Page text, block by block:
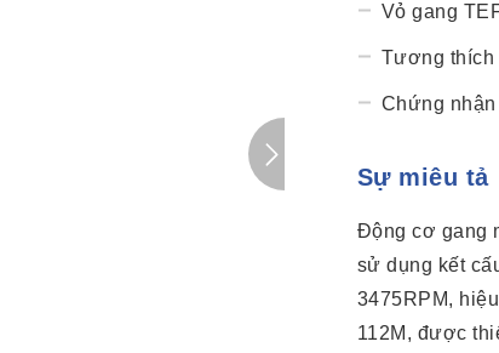
Vỏ gang
Tương thích
Chứng nhận
Sự miêu tả
Động cơ gang
sử dụng kết
3475RPM,
112M, được